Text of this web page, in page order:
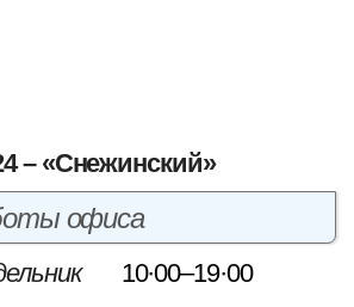
– «Снежинский»
офиса
10·00–19·00